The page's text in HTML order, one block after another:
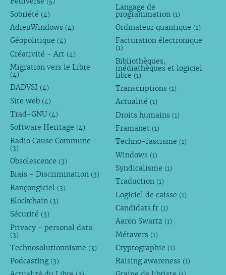
Sobriété (4)
AdieuWindows (4)
Géopolitique (4)
Créativité - Art (4)
Migration vers le Libre
(4)
DADVSI (4)
Site web (4)
Trad-GNU (4)
Software Heritage (4)
Radio Cause Commune
(3)
Obsolescence (3)
Biais - Discrimination (3)
Rançongiciel (3)
Blockchain (3)
Sécurité (3)
Privacy - personal data
(3)
Technosolutionnisme (3)
Podcasting (3)
Langage de
programmation (1)
Ordinateur quantique (1)
Facturation électronique
(1)
Bibliothèques,
médiathèques et logiciel
libre (1)
Transcriptions (1)
Actualité (1)
Droits humains (1)
Framanet (1)
Techno-fascisme (1)
Windows (1)
Syndicalisme (1)
Traduction (1)
Logiciel de caisse (1)
Candidats.fr (1)
Aaron Swartz (1)
Métavers (1)
Cryptographie (1)
Raising awareness (1)